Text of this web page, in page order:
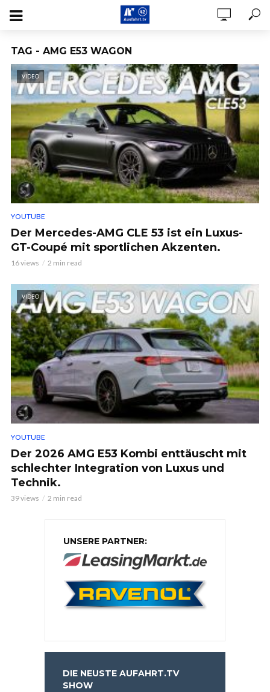
TAG - AMG E53 WAGON
VIDEO
YOUTUBE
Der Mercedes-AMG CLE 53 ist ein Luxus-
GT-Coupé mit sportlichen Akzenten.
16 views 2 min read
VIDEO
YOUTUBE
Der 2026 AMG E53 Kombi enttäuscht mit
schlechter Integration von Luxus und
Technik.
39 views 2 min read
UNSERE PARTNER:
DIE NEUSTE AUFAHRT.TV
SHOW